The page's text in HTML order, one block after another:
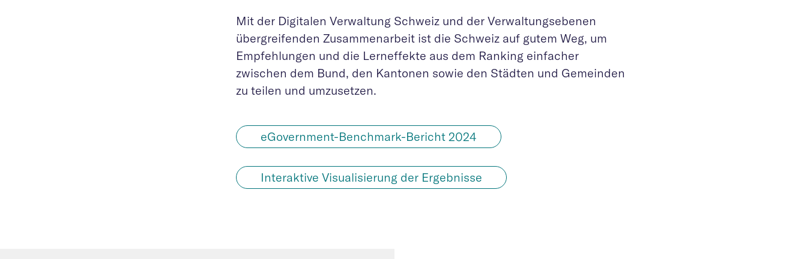
Mit der Digitalen Verwaltung Schweiz und der Verwaltungsebenen
übergreifenden Zusammenarbeit ist die Schweiz auf gutem Weg, um
Empfehlungen und die Lerneffekte aus dem Ranking einfacher
zwischen dem Bund, den Kantonen sowie den Städten und Gemeinden
zu teilen und umzusetzen.
eGovernment-Benchmark-Bericht 2024
Interaktive Visualisierung der Ergebnisse